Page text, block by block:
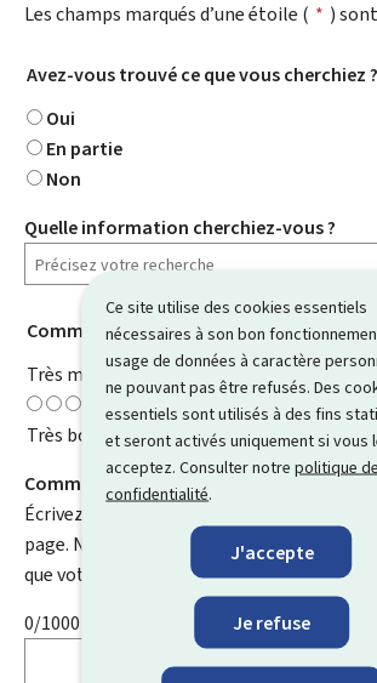
Ce site utilise des cookies essentiels
nécessaires à son bon
usage de données à caractère
ne pouvant pas être refusés. Des
essentiels sont utilisés à des fins
et seront activés uniquement si vous
acceptez. Consulter notrepolitique de
confidentialité.
J'accepte
Je refuse
Les champs marqués d’une étoile ( * ) sont
Avez-vous trouvé ce que vous cherchiez ?
Oui
En partie
Non
Quelle information cherchiez-vous ?
Comment évaluez-vous cette page ? *
Très mauvaise
Très bonne
Comment pouvons-nous l'améliorer ?
Écrivez un commentaire et aidez-nous à
page. N'indiquez pas d'informations
que votre e-mail, nom, numéro de
0/1000